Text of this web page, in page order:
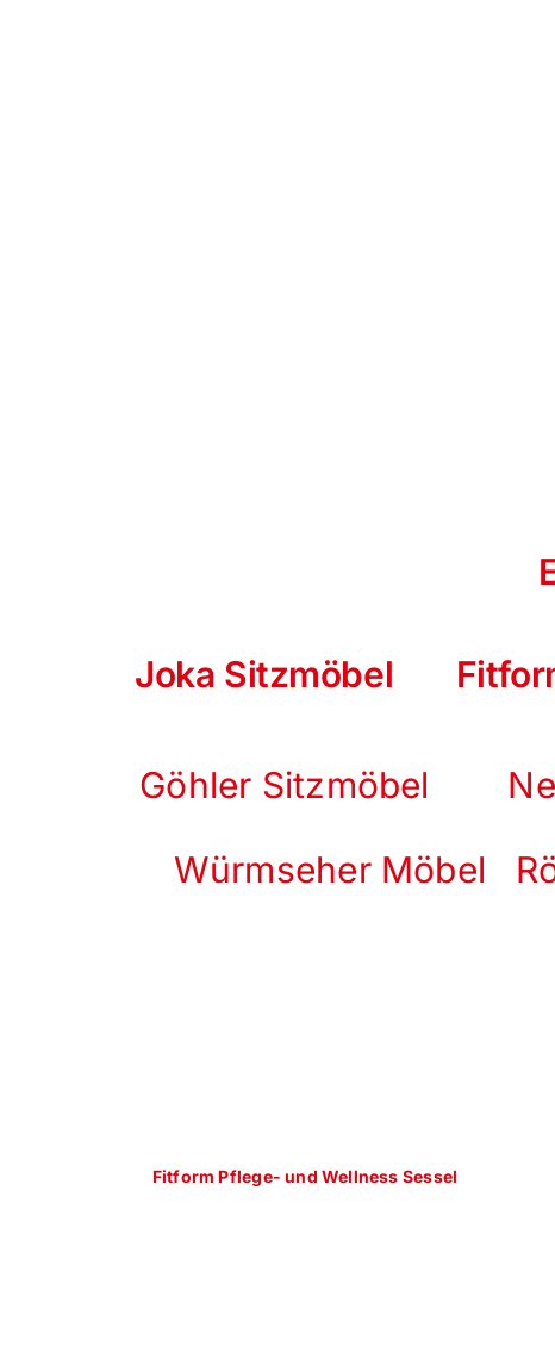
Joka Sitzmöbel
Göhler Sitzmöbel
Würmseher Möbel
Fitform Pflege- und Wellness Sessel